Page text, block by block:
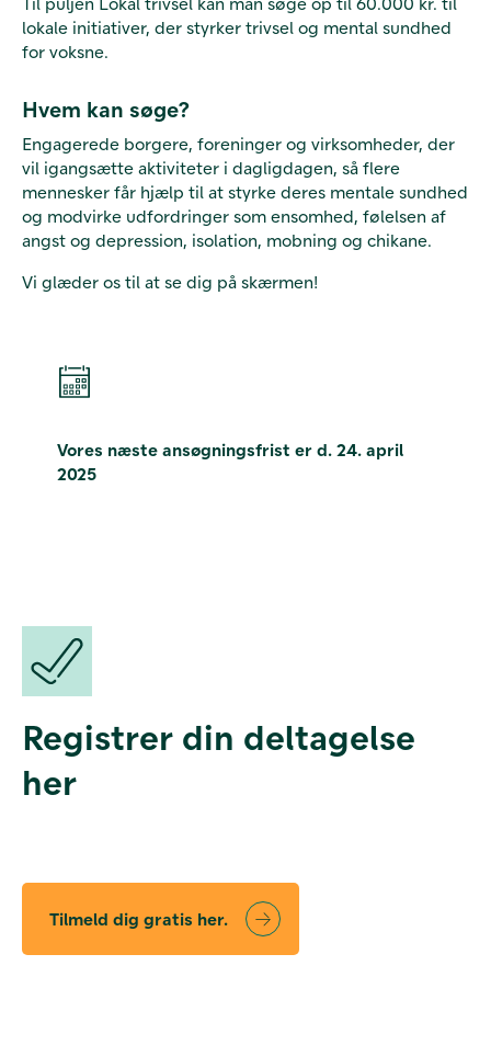
lokale initiativer, der styrker trivsel og mental sundhed
for voksne.
Hvem kan søge?
Engagerede borgere, foreninger og virksomheder, der
vil igangsætte aktiviteter i dagligdagen, så flere
mennesker får hjælp til at styrke deres mentale sundhed
og modvirke udfordringer som ensomhed, følelsen af
angst og depression, isolation, mobning og chikane.
Vi glæder os til at se dig på skærmen!
Vores næste ansøgningsfrist er d. 24. april
2025
Registrer din deltagelse
her
Tilmeld dig gratis her.